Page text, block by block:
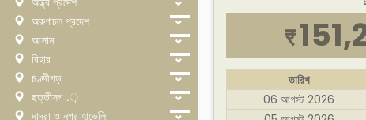
অরুণাচল প্রদেশ
আসাম
বিহার
চণ্ডীগড়
ছত্তীসগ .়
দাদরা ও নগর হাভেলি
₹
তারিখ
06 আগস্ট 2026